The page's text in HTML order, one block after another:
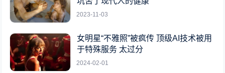
2023-11-03
女明星“不雅照”被疯传 顶级AI技术被用
于特殊服务 太过分
2024-02-01